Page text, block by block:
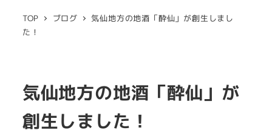
TOP ブログ
気仙地方の地酒「酔仙」が創生しまし
た！
気仙地方の地酒「酔仙」が
創生しました！